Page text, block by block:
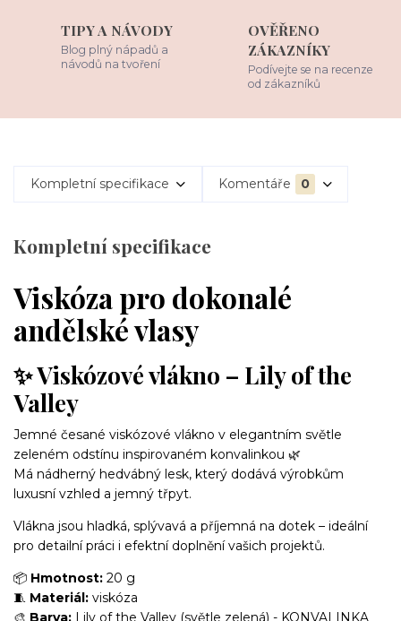
TIPY A NÁVODY
Blog plný nápadů a
návodů na tvoření
OVĚŘENO
ZÁKAZNÍKY
Podívejte se na recenze
od zákazníků
Kompletní specifikace Komentáře 0
Kompletní specifikace
Viskóza pro dokonalé
andělské vlasy
✨ Viskózové vlákno – Lily of the
Valley
Jemné česané viskózové vlákno v elegantním světle
zeleném odstínu inspirovaném konvalinkou 🌿
Má nádherný hedvábný lesk, který dodává výrobkům
luxusní vzhled a jemný třpyt.
Vlákna jsou hladká, splývavá a příjemná na dotek – ideální
pro detailní práci i efektní doplnění vašich projektů.
📦 Hmotnost: 20 g
🧵 Materiál: viskóza
🎨 Barva: Lily of the Valley (světle zelená) - KONVALINKA